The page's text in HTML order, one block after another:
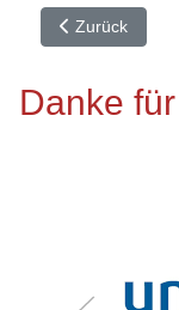
Vorheriger
Zurück
Danke